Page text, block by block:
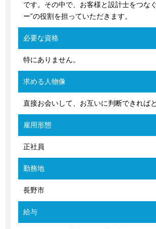
です。その中で、お客様と設計士をつな
ー”の役割を担っていただきます。
必要な資格
特にありません。
求める人物像
直接お会いして、お互いに判断できれば
雇用形態
正社員
勤務地
長野市
給与